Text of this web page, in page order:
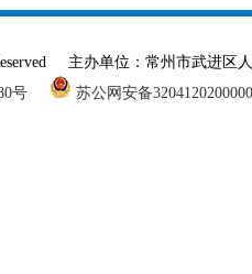
主办单位：常州市武进
号
苏公网安备